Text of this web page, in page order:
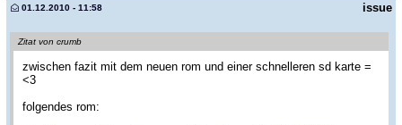
issue
01.12.2010 - 11:58
Zitat von crumb
zwischen fazit mit dem neuen rom und einer schnelleren sd karte =
<3
folgendes rom: